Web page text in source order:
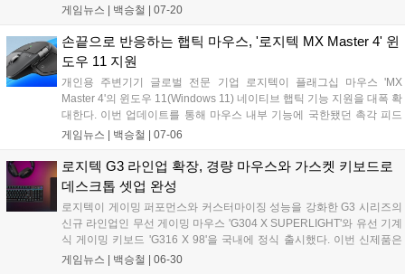
및 Logi Flow 기술을 탑재해 최대 3대의 기기를 유연하게 오가며 제어할
긴 배터리 수명을 지원하여 조용한 플레이 환경과 멀티태스킹 작업을 동
시에 요구하는 사용자들에게 쾌적한 사용 경험을 제공한다....
게임뉴스 | 백승철 | 07-20
손끝으로 반응하는 햅틱 마우스, '로지텍 MX Master 4' 윈
도우 11 지원
개인용 주변기기 글로벌 전문 기업 로지텍이 플래그십 마우스 'MX
Master 4'의 윈도우 11(Windows 11) 네이티브 햅틱 기능 지원을 대폭 확
대한다. 이번 업데이트를 통해 마우스 내부 기능에 국한됐던 촉각 피드
백이 운영체제(OS) 전반으로 확장되어, 정밀한 멀티태스킹 작업 및 화면
신 윈도우 11 환경에서 Logi Options+ 소프트웨어를 통해 펌웨어를 업
데이트하면 해당 기능을 바로 사용할 수 있다....
게임뉴스 | 백승철 | 07-06
로지텍 G3 라인업 확장, 경량 마우스와 가스켓 키보드로
데스크톱 셋업 완성
로지텍이 게이밍 퍼포먼스와 커스터마이징 성능을 강화한 G3 시리즈의
신규 라인업인 무선 게이밍 마우스 'G304 X SUPERLIGHT'와 유선 기계
식 게이밍 키보드 'G316 X 98'을 국내에 정식 출시했다. 이번 신제품은
로지텍 G의 검증된 기술력을 바탕으로 게이머의 정밀한 조작과 민첩한
게임뉴스 | 백승철 | 06-30